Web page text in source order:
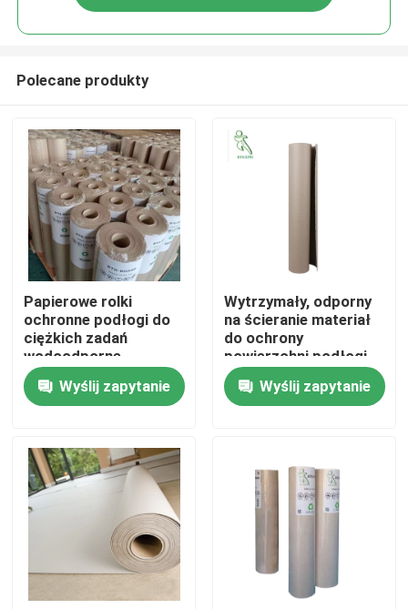
Dom
O nas
Łączność
Produkty
Papier ochronny do podłóg
Tymczasowa rolka zabezpieczająca podłogę
Polecane produkty
Papierowe rolki
ochronne podłogi do
ciężkich zadań
wodoodporne,
poddane recyklingowi
do budowy
Wyślij zapytanie
Wytrzymały, odporny
na ścieranie materiał
do ochrony
powierzchni podłogi,
papier do ochrony
podłogiWyślij zapytanie